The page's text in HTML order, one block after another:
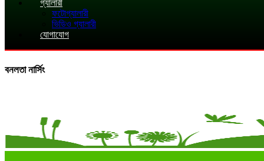
গ্যালারী
ফটোগ্যালারী
ভিডিও গ্যালারী
যোগাযোগ
বনলতা নার্সিং